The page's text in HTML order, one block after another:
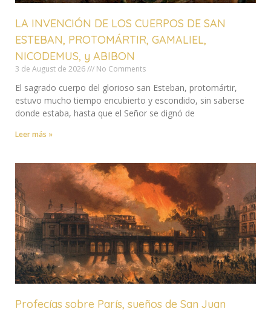
LA INVENCIÓN DE LOS CUERPOS DE SAN
ESTEBAN, PROTOMÁRTIR, GAMALIEL,
NICODEMUS, y ABIBON
3 de August de 2026 No Comments
El sagrado cuerpo del glorioso san Esteban, protomártir,
estuvo mucho tiempo encubierto y escondido, sin saberse
donde estaba, hasta que el Señor se dignó de
Leer más »
Profecías sobre París, sueños de San Juan